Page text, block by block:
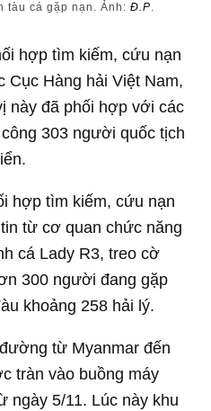
tàu cá gặp nạn. Ảnh:Đ.P.
hợp tìm kiếm, cứu nạn
Cục Hàng hải Việt Nam,
này đã phối hợp với các
303 người quốc tịch
hợp tìm kiếm, cứu nạn
từ cơ quan chức năng
cá Lady R3, treo cờ
300 người đang gặp
khoảng 258 hải lý.
từ Myanmar đến
tràn vào buồng máy
ngày 5/11. Lúc này khu